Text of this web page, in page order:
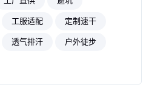
工服适配
定制速干
透气排汗
户外徒步